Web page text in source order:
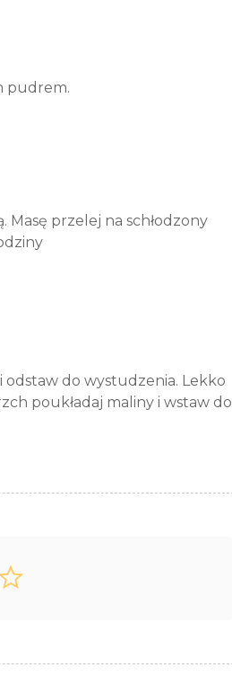
pudrem.
Masę przelej na schłodzony
odstaw do wystudzenia. Lekko
poukładaj maliny i wstaw do